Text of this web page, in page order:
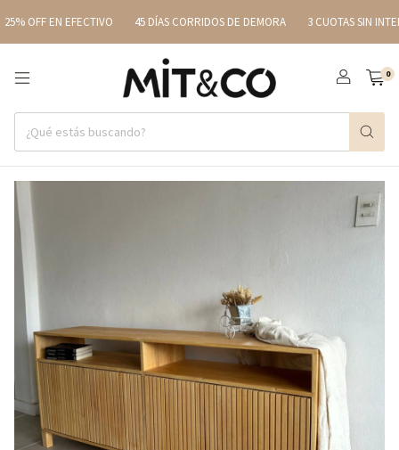
OFF EN EFECTIVO 45 DÍAS CORRIDOS DE DEMORA 3 CUOTAS SIN
0